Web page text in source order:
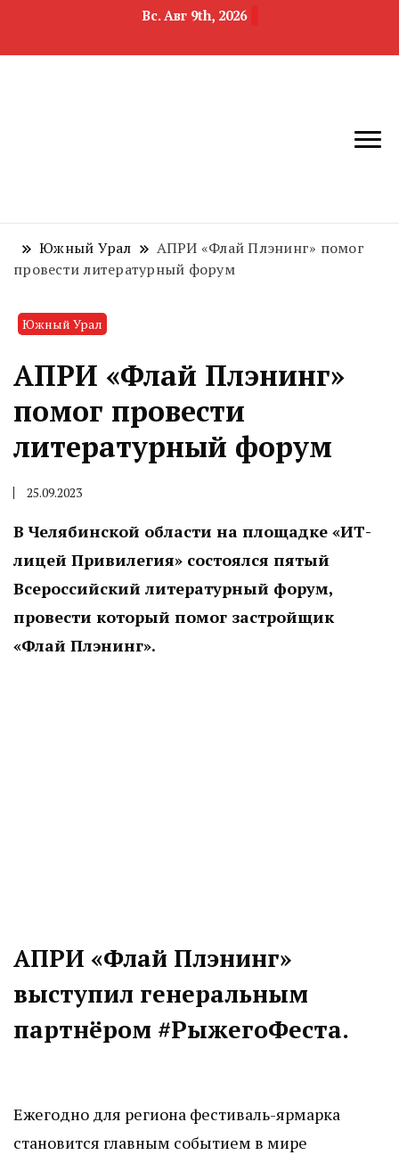
Вс. Авг 9th, 2026
область
недвижимости
Южный Урал
АПРИ «Флай Плэнинг» помог
провести литературный форум
Южный Урал
АПРИ «Флай Плэнинг»
помог провести
литературный форум
25.09.2023
В Челябинской области на площадке «ИТ-
лицей Привилегия» состоялся пятый
Всероссийский литературный форум,
провести который помог застройщик
«Флай Плэнинг».
АПРИ «Флай Плэнинг»
выступил генеральным
партнёром #РыжегоФеста.
Ежегодно для региона фестиваль-ярмарка
становится главным событием в мире